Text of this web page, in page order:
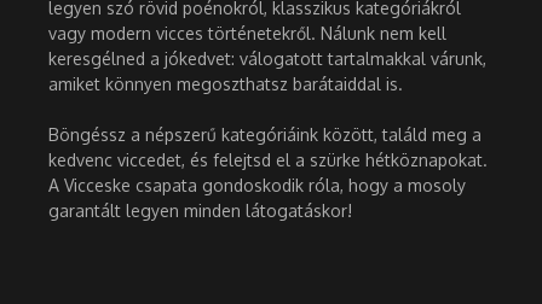
legyen szó rövid poénokról, klasszikus kategóriákról
vagy modern vicces történetekről. Nálunk nem kell
keresgélned a jókedvet: válogatott tartalmakkal várunk,
amiket könnyen megoszthatsz barátaiddal is.
Böngéssz a népszerű kategóriáink között, találd meg a
kedvenc viccedet, és felejtsd el a szürke hétköznapokat.
A Vicceske csapata gondoskodik róla, hogy a mosoly
garantált legyen minden látogatáskor!